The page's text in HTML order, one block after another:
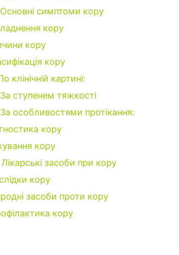
Основні симптоми кору
кору
кору
кору
клінічній картині:
За ступенем тяжкості
За особливостями протікання:
кору
кору
Лікарські засоби при кору
кору
засоби проти кору
кору